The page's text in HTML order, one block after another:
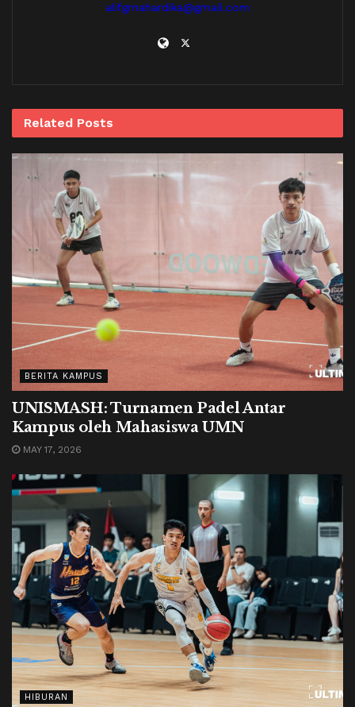
alifgmahardika@gmail.com
Related Posts
BERITA KAMPUS
UNISMASH: Turnamen Padel Antar
Kampus oleh Mahasiswa UMN
MAY 17, 2026
HIBURAN